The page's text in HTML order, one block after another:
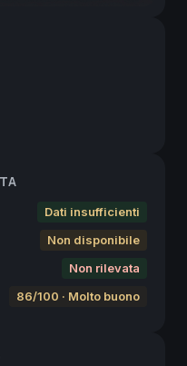
Dati insufficienti
Non disponibile
Non rilevata
86/100 · Molto buono